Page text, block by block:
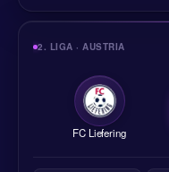
2. LIGA · AUSTRIA
FC Liefering